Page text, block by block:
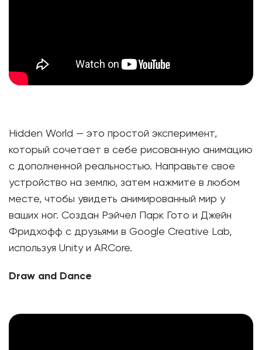
Hidden World — это простой эксперимент,
который сочетает в себе рисованную анимацию
с дополненной реальностью. Направьте свое
устройство на землю, затем нажмите в любом
месте, чтобы увидеть анимированный мир у
ваших ног. Создан Рэйчел Парк Гото и Джейн
Фридхофф с друзьями в Google Creative Lab,
используя Unity и ARCore.
Draw and Dance